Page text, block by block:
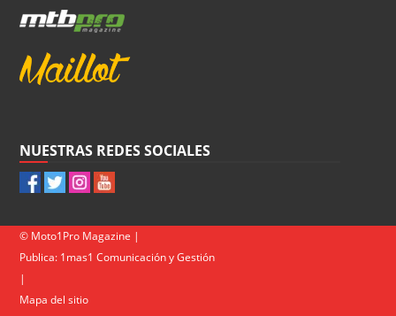
NUESTRAS REDES SOCIALES
© Moto1Pro Magazine |
Publica: 1mas1 Comunicación y Gestión
|
Mapa del sitio